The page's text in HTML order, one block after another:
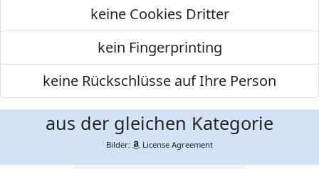
keine Cookies Dritter
kein Fingerprinting
keine Rückschlüsse auf Ihre Person
aus der gleichen Kategorie
Bilder: License Agreement